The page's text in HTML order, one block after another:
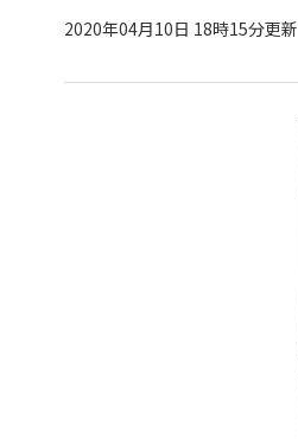
2020年04月10日 18時15分更新